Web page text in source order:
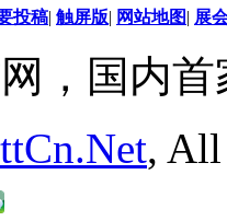
投稿| 触屏版| 网站地图| 展
，国内
,